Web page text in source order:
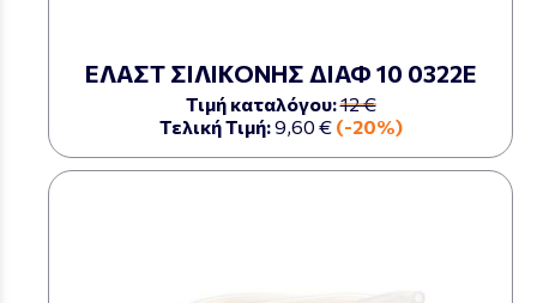
ΕΛΑΣΤ ΣΙΛΙΚΟΝΗΣ ΔΙΑΦ 10 0322Ε
Τιμή καταλόγου:12 €
Τελική Τιμή:9,60 € (-20%)